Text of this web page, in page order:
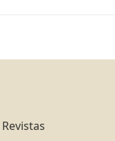
Revistas